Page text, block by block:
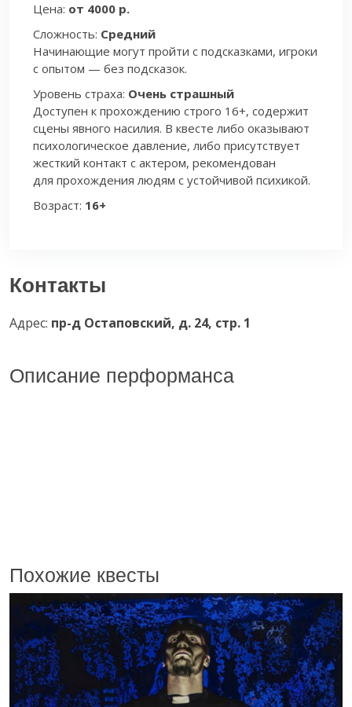
Цена: от 4000 р.
Сложность: Средний
Начинающие могут пройти с подсказками, игроки
с опытом — без подсказок.
Уровень страха: Очень страшный
Доступен к прохождению строго 16+, содержит
сцены явного насилия. В квесте либо оказывают
психологическое давление, либо присутствует
жесткий контакт с актером, рекомендован
для прохождения людям с устойчивой психикой.
Возраст: 16+
Контакты
Адрес: пр-д Остаповский, д. 24, стр. 1
Описание перформанса
Похожие квесты